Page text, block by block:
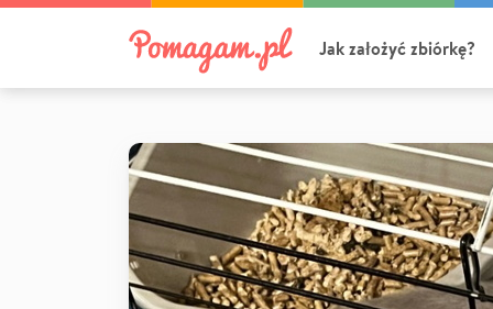
Jak założyć zbiórkę?